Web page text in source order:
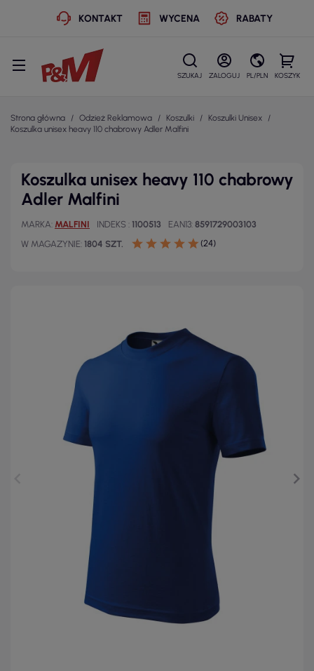
KONTAKT WYCENA RABATY
SZUKAJ ZALOGUJ PL/PLN KOSZYK
Strona główna Odzież Reklamowa Koszulki
Koszulki Unisex
Koszulka unisex heavy 110 chabrowy Adler Malfini
Koszulka unisex heavy 110 chabrowy
Adler Malfini
MARKA MALFINI INDEKS 1100513 EAN13 8591729003103
W MAGAZYNIE 1804 SZT. (24)